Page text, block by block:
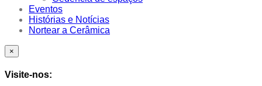
Eventos
Histórias e Notícias
Nortear a Cerâmica
×
Visite-nos: